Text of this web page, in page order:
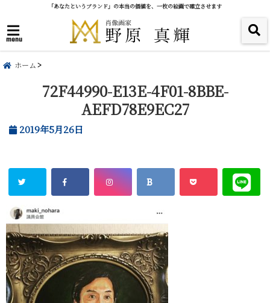
「あなたというブランド」の本当の価値を、一枚の絵画で確立させます
menu
ホーム
72F44990-E13E-4F01-8BBE-
AEFD78E9EC27
2019年5月26日